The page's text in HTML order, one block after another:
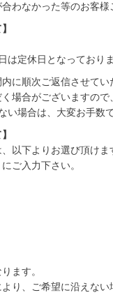
わなかった等のお客
定休日となっておりま
に順次ご返信させてい
場合がございますの
い場合は、大変お手数
以下よりお選び頂けま
ご入力下さい。
ます。
り、ご希望に沿えな